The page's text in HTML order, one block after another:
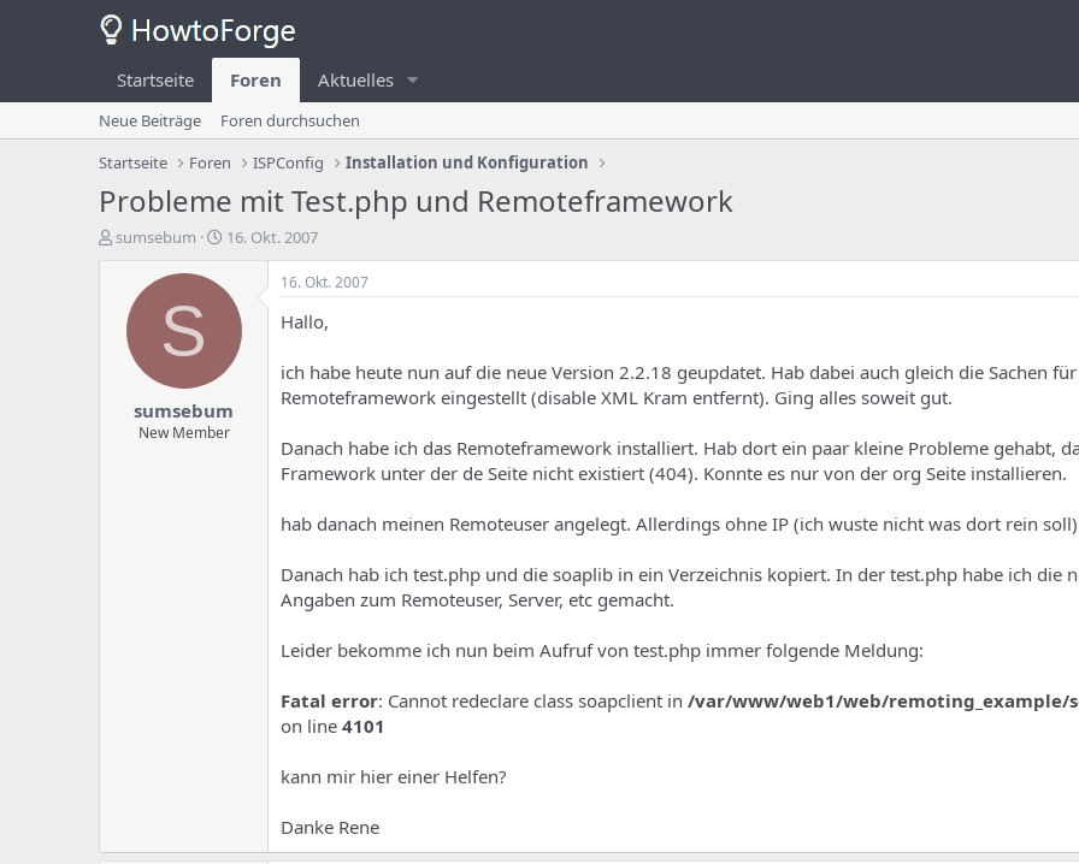
Startseite Foren Aktuelles
Neue Beiträge
Foren durchsuchen
Startseite
Foren ISPConfig Installation und Konfiguration
Probleme mit Test.php und Remoteframework
E
sumsebum
E
t
l
n
g
16. Okt. 2007
S
sumsebum
New Member
16. Okt. 2007
Hallo,
ich habe heute nun auf die neue Version 2.2.18 geupdatet. Hab dabei auch gleich die Sachen
Remoteframework eingestellt (disable XML Kram entfernt). Ging alles soweit gut.
Danach habe ich das Remoteframework installiert. Hab dort ein paar kleine Probleme gehabt,
Framework unter der de Seite nicht existiert (404). Konnte es nur von der org Seite installieren.
hab danach meinen Remoteuser angelegt. Allerdings ohne IP (ich wuste nicht was dort rein
Danach hab ich test.php und die soaplib in ein Verzeichnis kopiert. In der test.php habe ich die
Angaben zum Remoteuser, Server, etc gemacht.
Leider bekomme ich nun beim Aufruf von test.php immer folgende Meldung:
Fatal error: Cannot redeclare class soapclient in /var/www/web1/web/remoting_example/
on line 4101
kann mir hier einer Helfen?
Danke Rene